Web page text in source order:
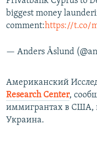
biggest money
comment:https://t.co/
— Anders Åslund
Американский
Research Center,
иммигрантах в США,
Украина.